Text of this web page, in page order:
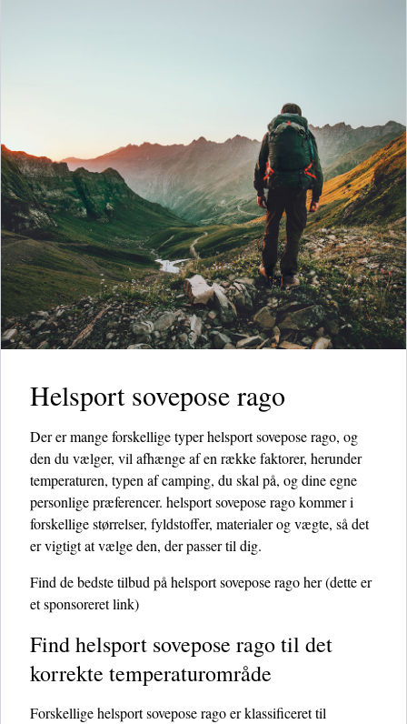
Helsport sovepose rago
Der er mange forskellige typer helsport sovepose rago, og
den du vælger, vil afhænge af en række faktorer, herunder
temperaturen, typen af ​​camping, du skal på, og dine egne
personlige præferencer. helsport sovepose rago kommer i
forskellige størrelser, fyldstoffer, materialer og vægte, så det
er vigtigt at vælge den, der passer til dig.
Find de bedste tilbud på helsport sovepose rago her(dette er
et sponsoreret link)
Find helsport sovepose rago til det
korrekte temperaturområde
Forskellige helsport sovepose rago er klassificeret til